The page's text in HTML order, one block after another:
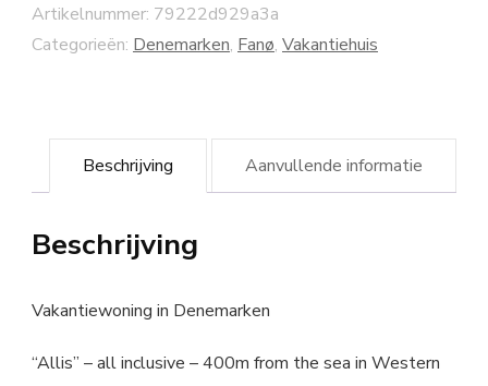
Artikelnummer: 79222d929a3a
Categorieën: Denemarken, Fanø, Vakantiehuis
Beschrijving Aanvullende informatie
Beschrijving
Vakantiewoning in Denemarken
“Allis” – all inclusive – 400m from the sea in Western